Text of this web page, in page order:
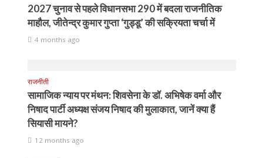
2027 चुनाव से पहले विधानसभा 290 में बदला राजनीतिक
माहौल, जीतेन्द्र कुमार गुप्ता ‘गुड्डू’ की सक्रियता चर्चा में
4 months ago
राजनीती
सामाजिक न्याय पर मंथन: शिवसेना के डॉ. अभिषेक वर्मा और
निषाद पार्टी अध्यक्ष संजय निषाद की मुलाकात, जानें क्या हैं
सियासी मायने?
12 months ago